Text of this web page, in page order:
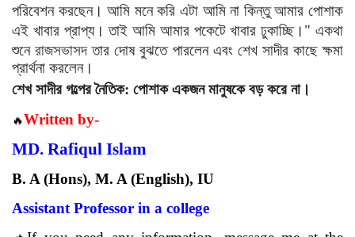
পরিবেশন করছেন। আমি মনে করি এটা আমি না কিন্তু আমার পোশাক
এই খাবার প্রাপ্য। তাই আমি আমার পকেটে খাবার ঢুকাচ্ছি। "একথা
শুনেরাজসভাসদতার দোষ বুঝতে পারলেন এবং শেখ সাদীর কাছে ক্ষমা
প্রার্থনা করলেন।
শেখ সাদীর গল্পের নৈতিক: পোশাক একজন মানুষকে বড় করে না।
🔥Written by-
MD. Rafiqul Islam
B. A (Hons), M. A (English), IU
Assistant Professor in a college